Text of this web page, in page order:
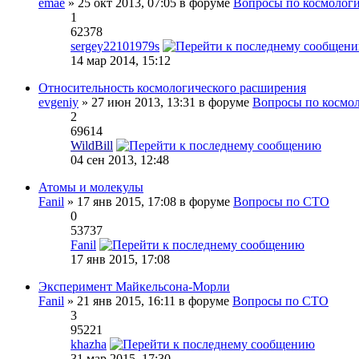
emae » 25 окт 2013, 07:05 в форуме Вопросы по
1
62378
sergey22101979s
14 мар 2014, 15:12
Относительность космологического расширения
evgeniy » 27 июн 2013, 13:31 в форуме Вопросы по
2
69614
WildBill
04 сен 2013, 12:48
Атомы и молекулы
Fanil » 17 янв 2015, 17:08 в форуме Вопросы по СТО
0
53737
Fanil
17 янв 2015, 17:08
Эксперимент Майкельсона-Морли
Fanil » 21 янв 2015, 16:11 в форуме Вопросы по СТО
3
95221
khazha